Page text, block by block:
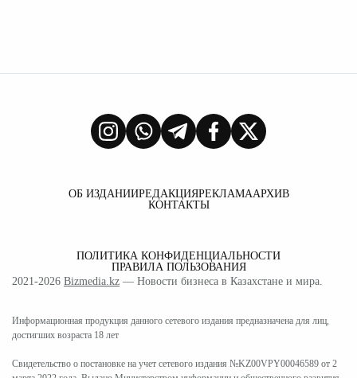
ОБ ИЗДАНИИРЕДАКЦИЯРЕКЛАМААРХИВ
КОНТАКТЫ
ПОЛИТИКА КОНФИДЕНЦИАЛЬНОСТИ
ПРАВИЛА ПОЛЬЗОВАНИЯ
2021-2026 Bizmedia.kz — Новости бизнеса в Казахстане и мира.
Информационная продукция данного сетевого издания предназначена для лиц,
достигших возраста 18 лет
Свидетельство о постановке на учет сетевого издания №KZ00VPY00046589 от 2